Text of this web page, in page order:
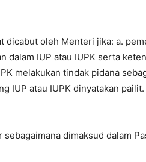
dicabut oleh Menteri jika: a.
dalam IUP atau IUPK serta
melakukan tindak pidana
IUP atau IUPK dinyatakan pailit.
dimaksud dalam